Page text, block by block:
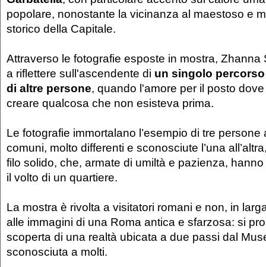
popolare, nonostante la vicinanza al maestoso e
storico della Capitale.
Attraverso le fotografie esposte in mostra, Zhanna
a riflettere sull'ascendente di un singolo
di altre persone, quando l'amore per il posto
creare qualcosa che non esisteva prima.
Le fotografie immortalano l’esempio di tre
comuni, molto differenti e sconosciute l’una
filo solido, che, armate di umiltà e pazienza,
il volto di un quartiere.
La mostra è rivolta a visitatori romani e non, in
alle immagini di una Roma antica e sfarzosa: si
scoperta di una realtà ubicata a due passi dal
sconosciuta a molti.